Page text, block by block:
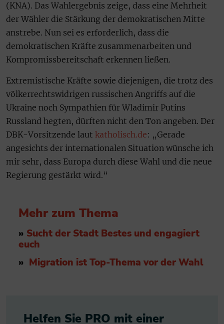
(KNA). Das Wahlergebnis zeige, dass eine Mehrheit
der Wähler die Stärkung der demokratischen Mitte
anstrebe. Nun sei es erforderlich, dass die
demokratischen Kräfte zusammenarbeiten und
Kompromissbereitschaft erkennen ließen.
Extremistische Kräfte sowie diejenigen, die trotz des
völkerrechtswidrigen russischen Angriffs auf die
Ukraine noch Sympathien für Wladimir Putins
Russland hegten, dürften nicht den Ton angeben. Der
DBK-Vorsitzende laut katholisch.de: „Gerade
angesichts der internationalen Situation wünsche ich
mir sehr, dass Europa durch diese Wahl und die neue
Regierung gestärkt wird.“
Mehr zum Thema
» Sucht der Stadt Bestes und engagiert
euch
» Migration ist Top-Thema vor der Wahl
Helfen Sie PRO mit einer